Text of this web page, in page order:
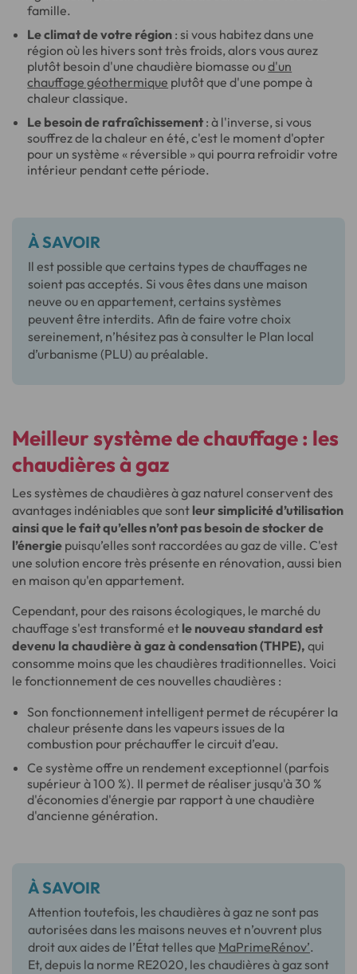
famille.
Le climat de votre région : si vous habitez dans une
région où les hivers sont très froids, alors vous aurez
plutôt besoin d'une chaudière biomasse oud'un
chauffage géothermique plutôt que d'une pompe à
chaleur classique.
Le besoin de rafraîchissement : à l'inverse, si vous
souffrez de la chaleur en été, c'est le moment d'opter
pour un système « réversible » qui pourra refroidir votre
intérieur pendant cette période.
À SAVOIR
Il est possible que certains types de chauffages ne
soient pas acceptés. Si vous êtes dans une maison
neuve ou en appartement, certains systèmes
peuvent être interdits. Afin de faire votre choix
sereinement, n’hésitez pas à consulter le Plan local
d’urbanisme (PLU) au préalable.
Meilleur système de chauffage : les
chaudières à gaz
Les systèmes de chaudières à gaz naturel conservent des
avantages indéniables que sont leur simplicité d’utilisation
ainsi que le fait qu’elles n’ont pas besoin de stocker de
l’énergie puisqu’elles sont raccordées au gaz de ville. C'est
une solution encore très présente en rénovation, aussi bien
en maison qu'en appartement.
Cependant, pour des raisons écologiques, le marché du
chauffage s'est transformé et le nouveau standard est
devenu la chaudière à gaz à condensation (THPE), qui
consomme moins que les chaudières traditionnelles. Voici
le fonctionnement de ces nouvelles chaudières :
Son fonctionnement intelligent permet de récupérer la
chaleur présente dans les vapeurs issues de la
combustion pour préchauffer le circuit d’eau.
Ce système offre un rendement exceptionnel (parfois
supérieur à 100 %). Il permet de réaliser jusqu'à 30 %
d'économies d'énergie par rapport à une chaudière
d'ancienne génération.
À SAVOIR
Attention toutefois, les chaudières à gaz ne sont pas
autorisées dans les maisons neuves et n’ouvrent plus
droit aux aides de l’État telles que MaPrimeRénov’.
Et, depuis la norme RE2020, les chaudières à gaz sont